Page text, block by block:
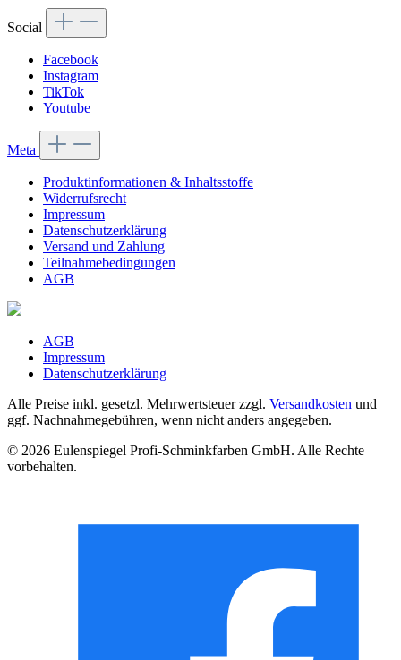
Social
Facebook
Instagram
TikTok
Youtube
Meta
Produktinformationen & Inhaltsstoffe
Widerrufsrecht
Impressum
Datenschutzerklärung
Versand und Zahlung
Teilnahmebedingungen
AGB
AGB
Impressum
Datenschutzerklärung
Alle Preise inkl. gesetzl. Mehrwertsteuer zzgl. Versandkosten und
ggf. Nachnahmegebühren, wenn nicht anders angegeben.
© 2026 Eulenspiegel Profi-Schminkfarben GmbH. Alle Rechte
vorbehalten.